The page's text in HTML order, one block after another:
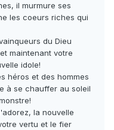
il murmure ses
les coeurs riches qui
du Dieu
maintenant votre
idole!
héros et des hommes
à se chauffer au soleil
la nouvelle
vertu et le fier